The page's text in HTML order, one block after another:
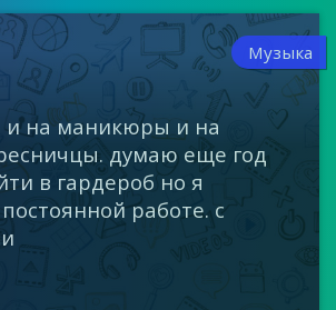
Музыка
и на маникюры и на
думаю еще год
в гардероб но я
работе. с